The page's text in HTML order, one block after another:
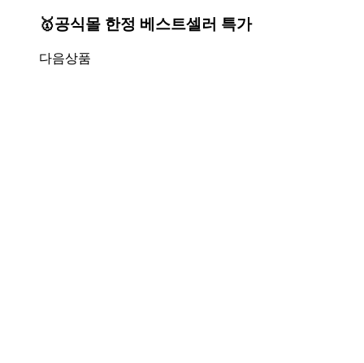
🥇공식몰 한정 베스트셀러 특가
다음상품